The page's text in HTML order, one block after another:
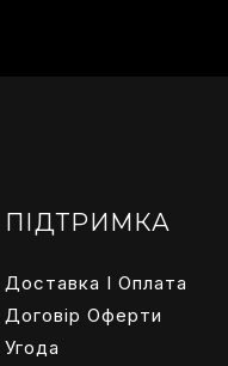
ПІДТРИМКА
Доставка І Оплата
Договір Оферти
Угода